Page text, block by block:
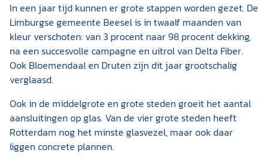
In een jaar tijd kunnen er grote stappen worden gezet. De
Limburgse gemeente Beesel is in twaalf maanden van
kleur verschoten: van 3 procent naar 98 procent dekking,
na een succesvolle campagne en uitrol van Delta Fiber.
Ook Bloemendaal en Druten zijn dit jaar grootschalig
verglaasd.
Ook in de middelgrote en grote steden groeit het aantal
aansluitingen op glas. Van de vier grote steden heeft
Rotterdam nog het minste glasvezel, maar ook daar
liggen concrete plannen.